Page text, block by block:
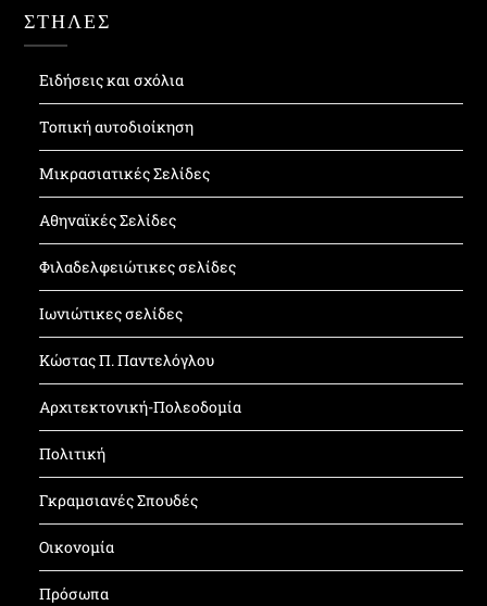
ΣΤΗΛΕΣ
Ειδήσεις και σχόλια
Τοπική αυτοδιοίκηση
Μικρασιατικές Σελίδες
Αθηναϊκές Σελίδες
Φιλαδελφειώτικες σελίδες
Ιωνιώτικες σελίδες
Κώστας Π. Παντελόγλου
Αρχιτεκτονική-Πολεοδομία
Πολιτική
Γκραμσιανές Σπουδές
Οικονομία
Πρόσωπα